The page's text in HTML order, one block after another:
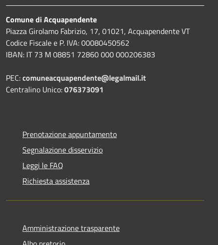
Comune di Acquapendente
Piazza Girolamo Fabrizio, 17, 01021, Acquapendente VT
Codice Fiscale e P. IVA: 00080450562
IBAN: IT 73 M 08851 72860 000 000206383
PEC:comuneacquapendente@legalmail.it
Centralino Unico:076373091
Prenotazione appuntamento
Segnalazione disservizio
Leggi le FAQ
Richiesta assistenza
Amministrazione trasparente